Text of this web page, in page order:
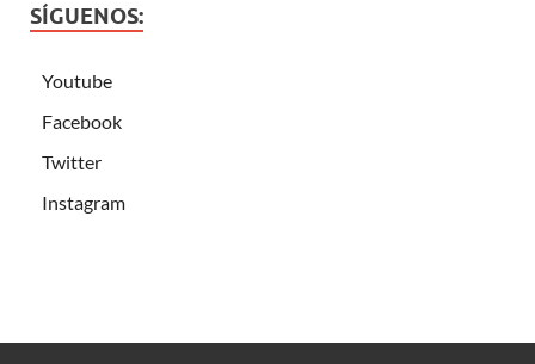
SÍGUENOS:
Youtube
Facebook
Twitter
Instagram